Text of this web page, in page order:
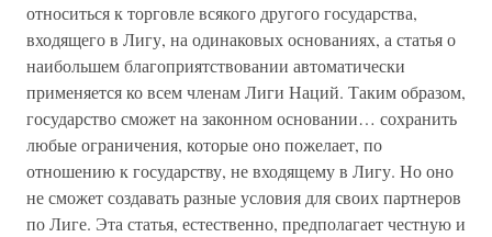
относиться к торговле всякого другого государства,
входящего в Лигу, на одинаковых основаниях, а статья о
наибольшем благоприятствовании автоматически
применяется ко всем членам Лиги Наций. Таким образом,
государство сможет на законном основании… сохранить
любые ограничения, которые оно пожелает, по
отношению к государству, не входящему в Лигу. Но оно
не сможет создавать разные условия для своих партнеров
по Лиге. Эта статья, естественно, предполагает честную и